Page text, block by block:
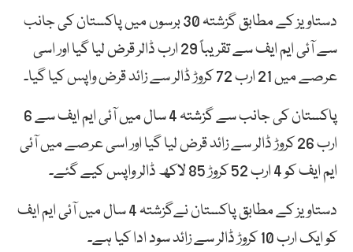
دستاویز کے مطابق گزشتہ 30 برسوں میں پاکستان کی جانب
سے آئی ایم ایف سے تقریباً 29 ارب ڈالر قرض لیا گیا اور اسی
عرصے میں 21 ارب 72 کروڑ ڈالر سے زائد قرض واپس کیا گیا۔
پاکستان کی جانب سے گزشتہ 4 سال میں آئی ایم ایف سے 6
ارب 26 کروڑ ڈالر سے زائد قرض لیا گیا اور اسی عرصے میں آئی
ایم ایف کو 4 ارب 52 کروڑ 85 لاکھ ڈالر واپس کیے گئے۔
دستاویز کے مطابق پاکستان نےگزشتہ 4 سال میں آئی ایم ایف
کو ایک ارب 10 کروڑ ڈالر سے زائد سود ادا کیا ہے۔